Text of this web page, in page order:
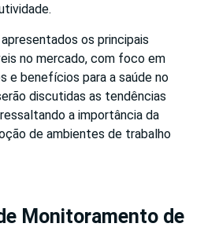
os principais
no mercado, com foco em
e benefícios para a saúde no
discutidas as tendências
a importância da
de ambientes de trabalho
Monitoramento de